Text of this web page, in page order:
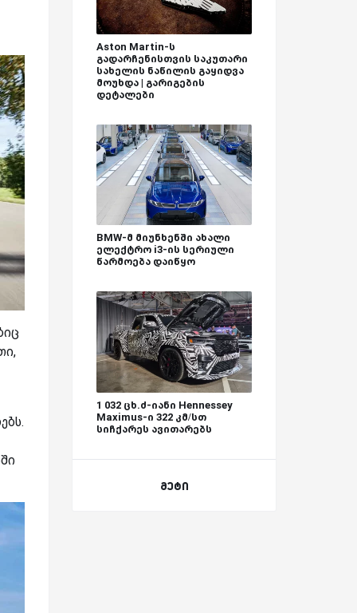
Aston Martin-ს
გადარჩენისთვის საკუთარი
სახელის ნაწილის გაყიდვა
მოუხდა | გარიგების
დეტალები
BMW-მ მიუნხენში ახალი
ელექტრო i3-ის სერიული
წარმოება დაიწყო
1 032 ცხ.ძ-იანი Hennessey
Maximus-ი 322 კმ/სთ
სიჩქარეს ავითარებს
მეტი